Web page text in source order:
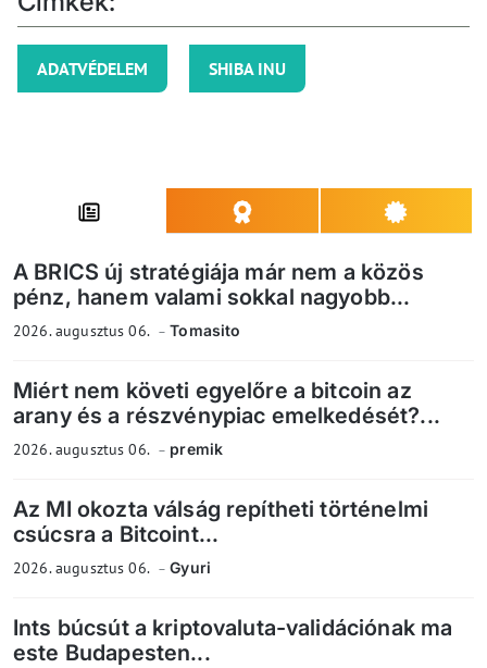
ADATVÉDELEM SHIBA INU
A BRICS új stratégiája már nem a közös
pénz, hanem valami sokkal nagyobb...
2026. augusztus 06. Tomasito
Miért nem követi egyelőre a bitcoin az
arany és a részvénypiac emelkedését?...
2026. augusztus 06. premik
Az MI okozta válság repítheti történelmi
csúcsra a Bitcoint...
2026. augusztus 06. Gyuri
Ints búcsút a kriptovaluta-validációnak ma
este Budapesten...